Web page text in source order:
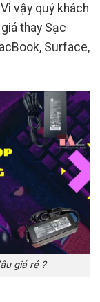
vậy quý khách
thay Sạc
Surface,
giá rẻ ?